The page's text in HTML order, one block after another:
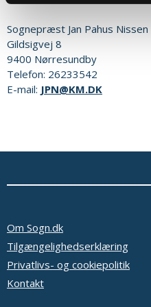
Sognepræst Jan Pahus Nissen
Gildsigvej 8
9400 Nørresundby
Telefon: 26233542
E-mail: JPN@KM.DK
Om Sogn.dk
Tilgængelighedserklæring
Privatlivs- og cookiepolitik
Kontakt